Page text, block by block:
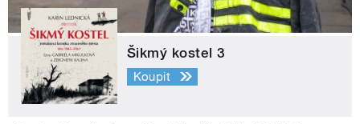
Šikmý kostel 3
Koupit